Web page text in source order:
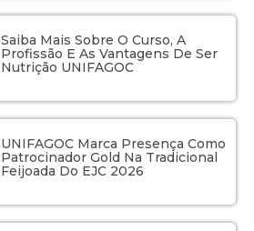
Saiba Mais Sobre O Curso, A
Profissão E As Vantagens De Ser
Nutrição UNIFAGOC
UNIFAGOC Marca Presença Como
Patrocinador Gold Na Tradicional
Feijoada Do EJC 2026